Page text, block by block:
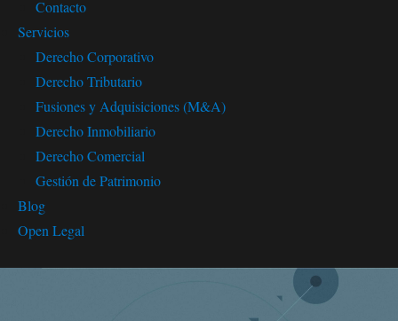
Contacto
Servicios
Derecho Corporativo
Derecho Tributario
Fusiones y Adquisiciones (M&A)
Derecho Inmobiliario
Derecho Comercial
Gestión de Patrimonio
Blog
Open Legal